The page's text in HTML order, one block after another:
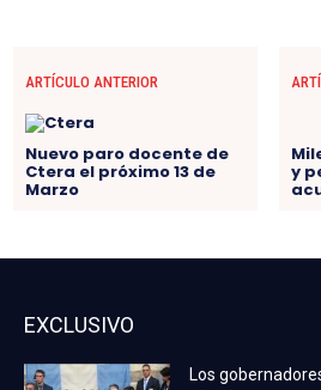
ARTÍCULO ANTERIOR
Nuevo paro docente de
Ctera el próximo 13 de
Marzo
y
EXCLUSIVO
Los